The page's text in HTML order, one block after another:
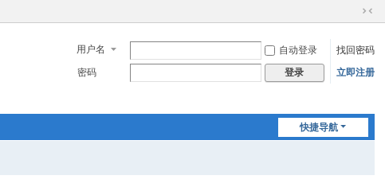
切
到
窄
用户名 自动登录
找回密码
密码
登录 立即注册
快捷导航